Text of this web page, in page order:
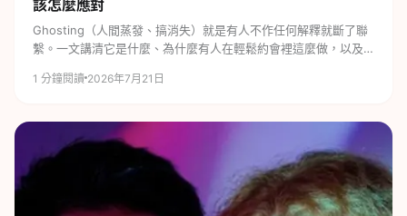
該怎麼應對
Ghosting（人間蒸發、搞消失）就是有人不作任何解釋就斷了聯
繫。一文講清它是什麼、為什麼有人在輕鬆約會裡這麼做，以及
1 分鐘閱讀 2026年7月21日